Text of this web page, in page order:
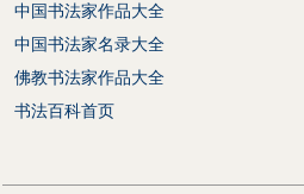
中国书法家作品大全
中国书法家名录大全
佛教书法家作品大全
书法百科首页